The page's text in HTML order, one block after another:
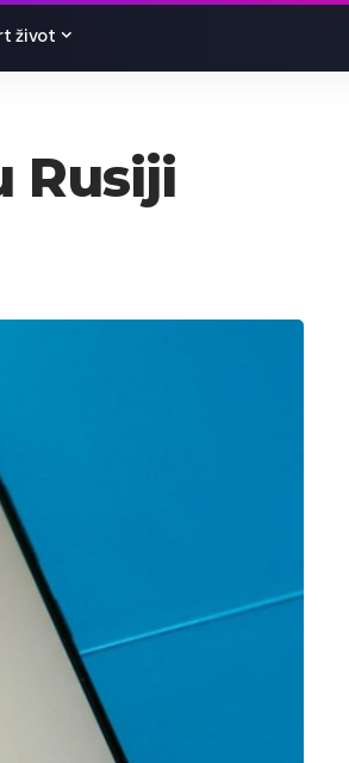
život
Rusiji